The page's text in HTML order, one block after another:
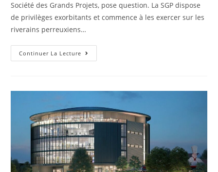
Société des Grands Projets, pose question. La SGP dispose
de privilèges exorbitants et commence à les exercer sur les
riverains perreuxiens…
Continuer La Lecture